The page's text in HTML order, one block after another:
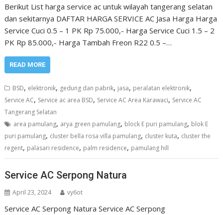
Berikut List harga service ac untuk wilayah tangerang selatan
dan sekitarnya DAFTAR HARGA SERVICE AC Jasa Harga Harga
Service Cuci 0.5 – 1 PK Rp 75.000,- Harga Service Cuci 1.5 – 2
PK Rp 85.000,- Harga Tambah Freon R22 0.5 –…
READ MORE
BSD, elektronik, gedung dan pabrik, jasa, peralatan elektronik,
Service AC, Service ac area BSD, Service AC Area Karawaci, Service AC
Tangerang Selatan
area pamulang, arya green pamulang, block E puri pamulang, blok E
puri pamulang, cluster bella rosa villa pamulang, cluster kuta, cluster the
regent, palasari residence, palm residence, pamulang hill
Service AC Serpong Natura
April 23, 2024 vy6ot
Service AC Serpong Natura Service AC Serpong